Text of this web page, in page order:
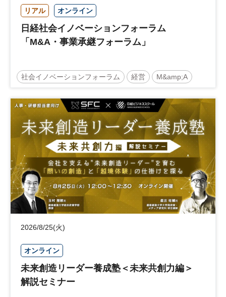
リアル オンライン
日経社会イノベーションフォーラム
「M&A・事業承継フォーラム」
社会イノベーションフォーラム 経営 M&amp;A
事業承継 中堅中小企業
日経社会イノベーションフォーラム 参加無料
2026/8/25(火)
オンライン
未来創造リーダー養成塾＜未来共創力編＞
解説セミナー